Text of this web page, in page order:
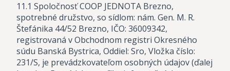
11.1 Spoločnosť COOP JEDNOTA Brezno,
spotrebné družstvo, so sídlom: nám. Gen. M. R.
Štefánika 44/52 Brezno, IČO: 36009342,
registrovaná v Obchodnom registri Okresného
súdu Banská Bystrica, Oddiel: Sro, Vložka číslo:
231/S, je prevádzkovateľom osobných údajov (ďalej